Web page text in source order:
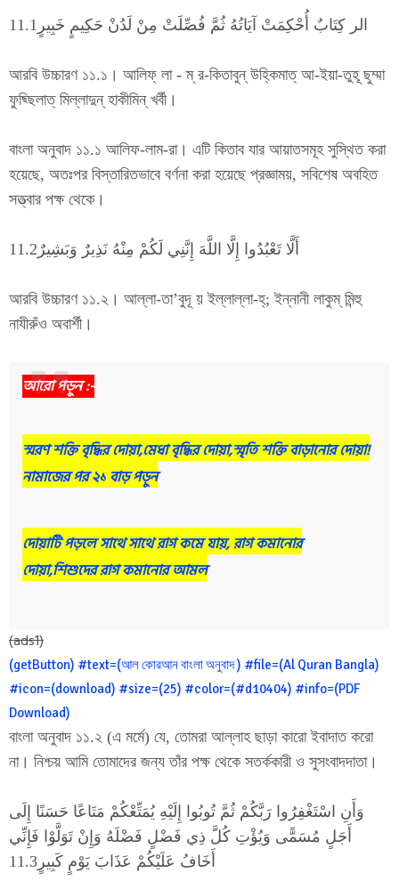
الر كِتَابٌ أُحْكِمَتْ آيَاتُهُ ثُمَّ فُصِّلَتْ مِنْ لَدُنْ حَكِيمٍ خَبِيرٍ11.1
আরবি উচ্চারণ ১১.১। আলিফ্ লা - ম্ র-কিতাবুন্ উহ্কিমাত্ আ-ইয়া-তুহূ ছুম্মা
ফুছ্ছিলাত্ মিল্লাদুন্ হাকীমিন্ খর্বী।
বাংলা অনুবাদ ১১.১ আলিফ-লাম-রা। এটি কিতাব যার আয়াতসমূহ সুস্থিত করা
হয়েছে, অতঃপর বিস্তারিতভাবে বর্ণনা করা হয়েছে প্রজ্ঞাময়, সবিশেষ অবহিত
সত্ত্বার পক্ষ থেকে।
أَلَّا تَعْبُدُوا إِلَّا اللَّهَ إِنَّنِي لَكُمْ مِنْهُ نَذِيرٌ وَبَشِيرٌ11.2
আরবি উচ্চারণ ১১.২। আল্লা-তা’বুদূ য় ইল্লাল্লা-হ্; ইন্নানী লাকুম্ মিন্হু
নাযীরুঁও অবার্শী।
আরো পড়ুন :-
স্মরণ শক্তি বৃদ্ধির দোয়া,মেধা বৃদ্ধির দোয়া,স্মৃতি শক্তি বাড়ানোর দোয়া!
নামাজের পর ২১ বাড় পড়ুন
দোয়াটি পড়লে সাথে সাথে রাগ কমে যায়, রাগ কমানোর
দোয়া,শিশুদের রাগ কমানোর আমল
(ads1)
(getButton) #text=(আল কোরআন বাংলা অনুবাদ ) #file=(Al Quran Bangla)
#icon=(download) #size=(25) #color=(#d10404) #info=(PDF
Download)
বাংলা অনুবাদ ১১.২ (এ মর্মে) যে, তোমরা আল্লাহ ছাড়া কারো ইবাদাত করো
না। নিশ্চয় আমি তোমাদের জন্য তাঁর পক্ষ থেকে সতর্ককারী ও সুসংবাদদাতা।
وَأَنِ اسْتَغْفِرُوا رَبَّكُمْ ثُمَّ تُوبُوا إِلَيْهِ يُمَتِّعْكُمْ مَتَاعًا حَسَنًا إِلَى
أَجَلٍ مُسَمًّى وَيُؤْتِ كُلَّ ذِي فَضْلٍ فَضْلَهُ وَإِنْ تَوَلَّوْا فَإِنِّي
أَخَافُ عَلَيْكُمْ عَذَابَ يَوْمٍ كَبِيرٍ11.3